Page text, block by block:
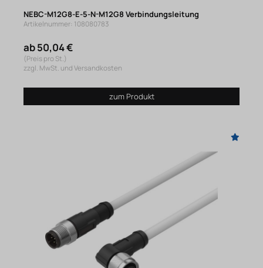
NEBC-M12G8-E-5-N-M12G8 Verbindungsleitung
Artikelnummer: 108080783
ab 50,04 €
(Preis pro St.)
zzgl. MwSt. und Versandkosten
zum Produkt